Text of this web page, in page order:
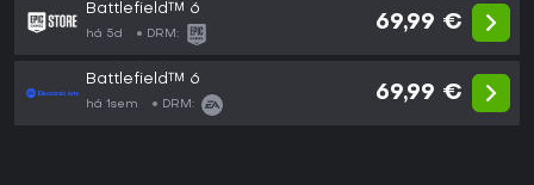
Battlefield™ 6
há 5d DRM:
69,99 €
Battlefield™ 6
há 1sem DRM:
69,99 €